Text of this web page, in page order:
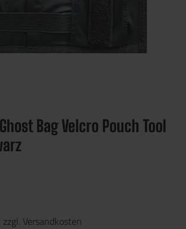
Bag Velcro Pouch Tool
Versandkosten